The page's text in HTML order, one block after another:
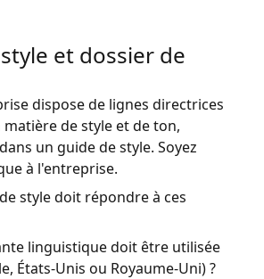
et dossier de
dispose de lignes directrices
de style et de ton,
un guide de style. Soyez
à l'entreprise.
style doit répondre à ces
linguistique doit être utilisée
États-Unis ou Royaume-Uni) ?